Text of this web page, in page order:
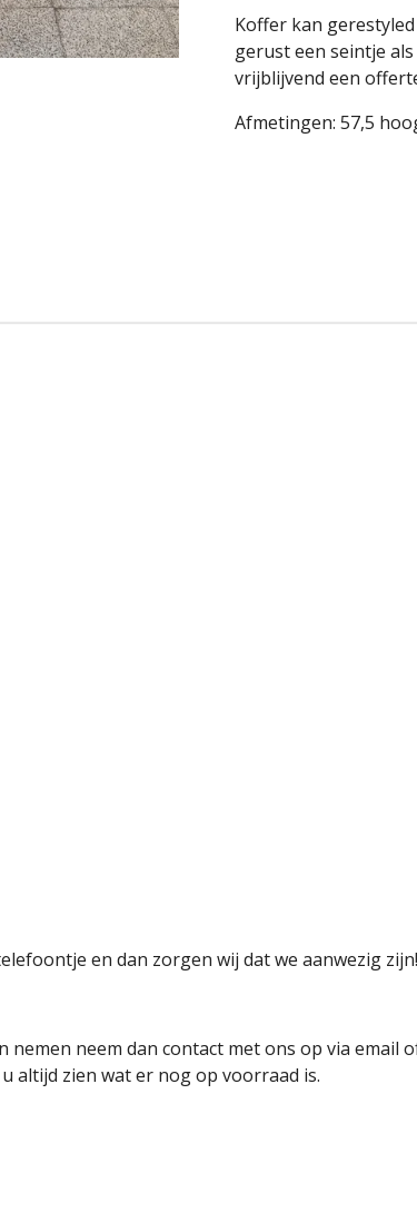
Koffer kan
gerust een seintje
vrijblijvend een
Afmetingen: 57,5
en dan zorgen wij dat we aanwezig zijn!
neem dan contact met ons op via email
altijd zien wat er nog op voorraad is.